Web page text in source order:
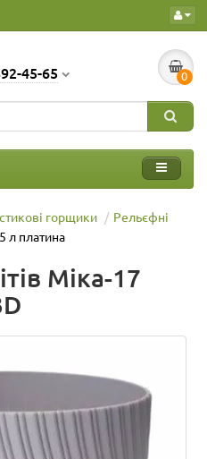
45-65 0
горщики
Рельєфні
л платина
Міка-17